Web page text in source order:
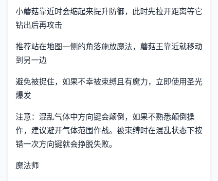
小蘑菇靠近时会缩起来提升防御，此时先拉开距离等它
钻出后再攻击
推荐站在地图一侧的角落施放魔法，蘑菇王靠近就移动
到另一边
避免被捉住，如果不幸被束缚且有魔力，立即使用圣光
爆发
注意：混乱气体中方向键会颠倒，如果不熟悉颠倒操
作，建议避开气体范围作战。被束缚时在混乱状态下按
错一次方向键就会挣脱失败。
魔法师